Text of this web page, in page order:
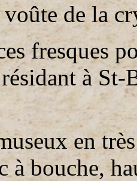
de la
fresques
à
en
à bouche,